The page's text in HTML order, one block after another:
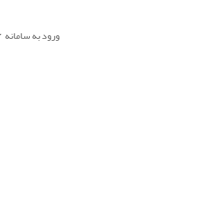
ورود به سامانه